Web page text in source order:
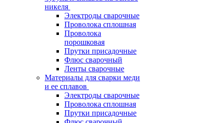
никеля
Электроды сварочные
Проволока сплошная
Проволока
порошковая
Прутки присадочные
Флюс сварочный
Ленты сварочные
Материалы для сварки меди
и ее сплавов
Электроды сварочные
Проволока сплошная
Прутки присадочные